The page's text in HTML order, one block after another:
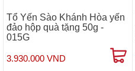
Tổ Yến Sào Khánh Hòa yến
đảo hộp quà tặng 50g -
015G
3.930.000 VND